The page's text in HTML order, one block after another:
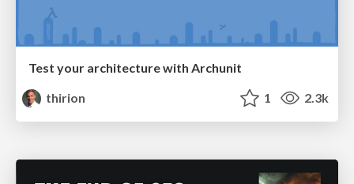
Test your architecture with Archunit
thirion
1 2.3k